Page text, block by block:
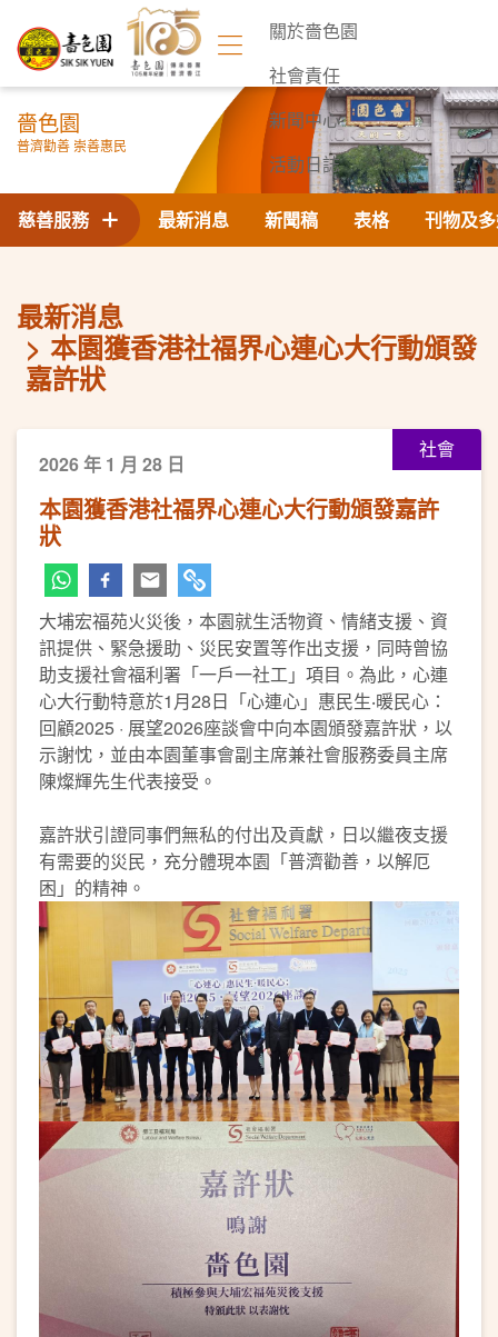
關於嗇色園
社會責任
新聞中心
活動日誌
聯絡我們
嗇色園
普濟勸善 崇善惠民
最新消息 新聞稿 表格 刊物及
慈善服務
最新消息
本園獲香港社福界心連心大行動頒發
嘉許狀
社會
2026 年 1 月 28 日
本園獲香港社福界心連心大行動頒發嘉許
狀
大埔宏福苑火災後，本園就生活物資、情緒支援、資
訊提供、緊急援助、災民安置等作出支援，同時曾協
助支援社會福利署「一戶一社工」項目。為此，心連
心大行動特意於1月28日「心連心」惠民生‧暖民心：
回顧2025 · 展望2026座談會中向本園頒發嘉許狀，以
示謝忱，並由本園董事會副主席兼社會服務委員主席
陳燦輝先生代表接受。
嘉許狀引證同事們無私的付出及貢獻，日以繼夜支援
有需要的災民，充分體現本園「普濟勸善，以解厄
困」的精神。